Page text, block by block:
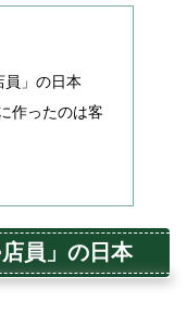
員」の日本
作ったのは客
員」の日本